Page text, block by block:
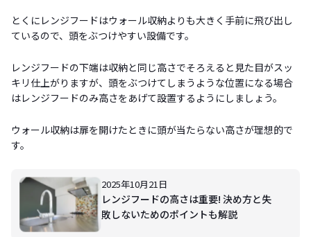
とくにレンジフードはウォール収納よりも大きく手前に飛び出し
ているので、頭をぶつけやすい設備です。
レンジフードの下端は収納と同じ高さでそろえると見た目がスッ
キリ仕上がりますが、頭をぶつけてしまうような位置になる場合
はレンジフードのみ高さをあげて設置するようにしましょう。
ウォール収納は扉を開けたときに頭が当たらない高さが理想的で
す。
2025年10月21日
レンジフードの高さは重要! 決め方と失
敗しないためのポイントも解説